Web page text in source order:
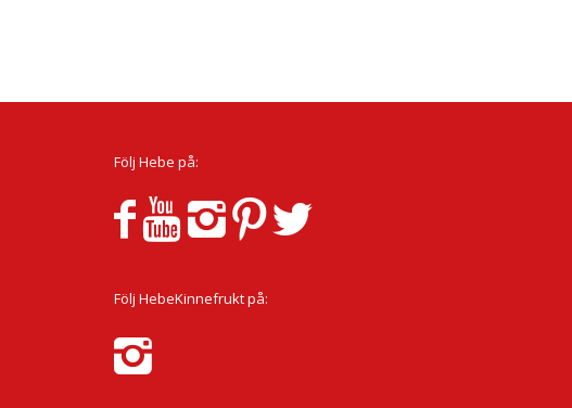
Följ Hebe på:
Följ HebeKinnefrukt på: